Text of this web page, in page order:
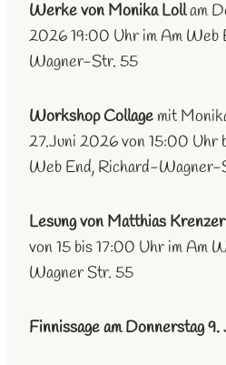
Werke von Monika Lollam
2026 19:00 Uhr im Am Web
Wagner-Str. 55
Workshop Collage mit
27.Juni 2026 von 15:00 Uhr
Web End, Richard-
Lesung von Matthias Krenzer
von 15 bis 17:00 Uhr im Am
Wagner Str. 55
Finnissage am Donnerstag